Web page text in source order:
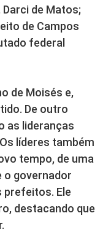
de Matos;
de Campos
federal
de Moisés e,
De outro
as lideranças
líderes também
tempo, de uma
o governador
prefeitos. Ele
destacando que